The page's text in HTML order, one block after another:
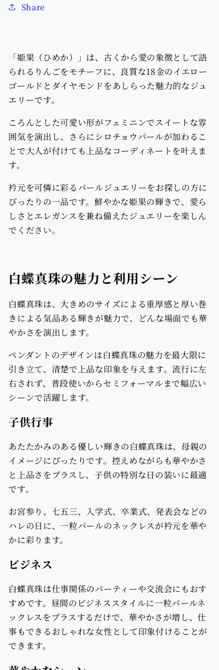
モ
イ
エ
ロ
ー
ー
ル
ド
ダ
ン
ト
｜
色
白
蝶
真
珠
洋
真
珠
10mm
イ
エ
ロ
ー
ル
ド
ダ
ン
ト
色
白
蝶
真
珠
洋
真
珠
10mm
Share
「姫果（ひめか）」は、古くから愛の象徴として語
られるりんごをモチーフに、良質な18金のイエロー
ゴールドとダイヤモンドをあしらった魅力的なジュ
エリーです。
ころんとした可愛い形がフェミニンでスイートな雰
囲気を演出し、さらにシロチョウパールが加わるこ
とで大人が付けても上品なコーディネートを叶えま
す。
衿元を可憐に彩るパールジュエリーをお探しの方に
ぴったりの一品です。鮮やかな姫果の輝きで、愛ら
しさとエレガンスを兼ね備えたジュエリーを楽しん
でください。
白蝶真珠の魅力と利用シーン
白蝶真珠は、大きめのサイズによる重厚感と厚い巻
きによる気品ある輝きが魅力で、どんな場面でも華
やかさを演出します。
ペンダントのデザインは白蝶真珠の魅力を最大限に
引き立て、清楚で上品な印象を与えます。流行に左
右されず、普段使いからセミフォーマルまで幅広い
シーンで活躍します。
子供行事
あたたかみのある優しい輝きの白蝶真珠は、母親の
イメージにぴったりです。控えめながらも華やかさ
と上品さをプラスし、子供の特別な日の装いに最適
です。
お宮参り、七五三、入学式、卒業式、発表会などの
ハレの日に、一粒パールのネックレスが衿元を華や
かに彩ります。
ビジネス
白蝶真珠は仕事関係のパーティーや交流会にもおす
すめです。昼間のビジネススタイルに一粒パールネ
ックレスをプラスするだけで、華やかさが増し、仕
事もできるおしゃれな女性として印象付けることが
できます。